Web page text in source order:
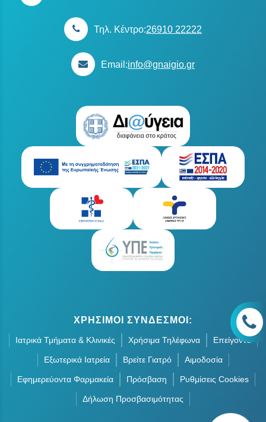
Τηλ. Κέντρο:26910 22222
Email:info@gnaigio.gr
ΧΡΗΣΙΜΟΙ ΣΥΝΔΕΣΜΟΙ:
Ιατρικά Τμήματα & Κλινικές Χρήσιμα Τηλέφωνα Επείγοντα
Εξωτερικά Ιατρεία Βρείτε Γιατρό Αιμοδοσία
Εφημερεύοντα Φαρμακεία Πρόσβαση Ρυθμίσεις Cookies
Δήλωση Προσβασιμότητας